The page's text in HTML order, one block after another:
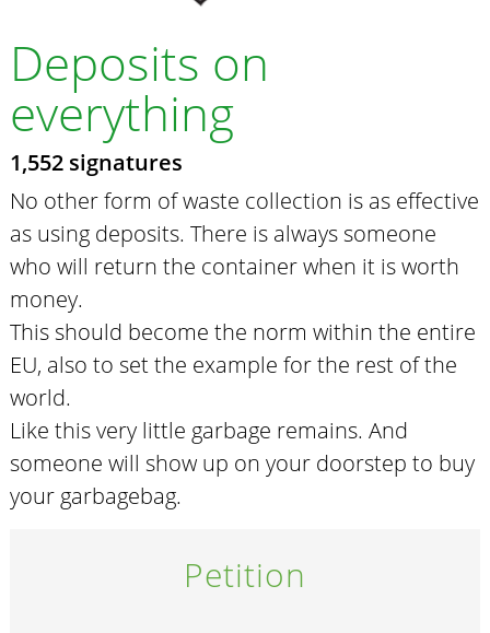
Deposits on
everything
1,552 signatures
No other form of waste collection is as effective
as using deposits. There is always someone
who will return the container when it is worth
money.
This should become the norm within the entire
EU, also to set the example for the rest of the
world.
Like this very little garbage remains. And
someone will show up on your doorstep to buy
your garbagebag.
Petition